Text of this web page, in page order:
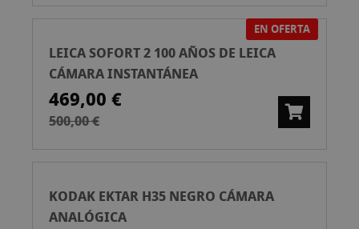
EN OFERTA
LEICA SOFORT 2 100 AÑOS DE LEICA
CÁMARA INSTANTÁNEA
469,00 €
500,00 €
KODAK EKTAR H35 NEGRO CÁMARA
ANALÓGICA